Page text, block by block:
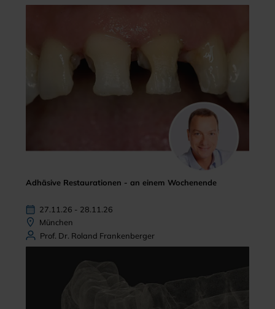
Adhäsive Restaurationen - an einem Wochenende
27.11.26 - 28.11.26
München
Prof. Dr. Roland Frankenberger